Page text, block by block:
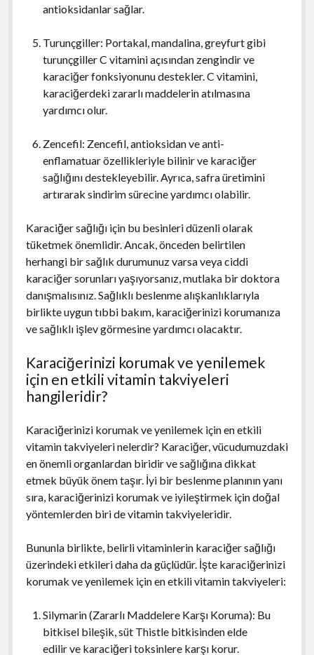
antioksidanlar sağlar.
Turunçgiller: Portakal, mandalina, greyfurt gibi
turunçgiller C vitamini açısından zengindir ve
karaciğer fonksiyonunu destekler. C vitamini,
karaciğerdeki zararlı maddelerin atılmasına
yardımcı olur.
Zencefil: Zencefil, antioksidan ve anti-
enflamatuar özellikleriyle bilinir ve karaciğer
sağlığını destekleyebilir. Ayrıca, safra üretimini
artırarak sindirim sürecine yardımcı olabilir.
Karaciğer sağlığı için bu besinleri düzenli olarak
tüketmek önemlidir. Ancak, önceden belirtilen
herhangi bir sağlık durumunuz varsa veya ciddi
karaciğer sorunları yaşıyorsanız, mutlaka bir doktora
danışmalısınız. Sağlıklı beslenme alışkanlıklarıyla
birlikte uygun tıbbi bakım, karaciğerinizi korumanıza
ve sağlıklı işlev görmesine yardımcı olacaktır.
Karaciğerinizi korumak ve yenilemek
için en etkili vitamin takviyeleri
hangileridir?
Karaciğerinizi korumak ve yenilemek için en etkili
vitamin takviyeleri nelerdir? Karaciğer, vücudumuzdaki
en önemli organlardan biridir ve sağlığına dikkat
etmek büyük önem taşır. İyi bir beslenme planının yanı
sıra, karaciğerinizi korumak ve iyileştirmek için doğal
yöntemlerden biri de vitamin takviyeleridir.
Bununla birlikte, belirli vitaminlerin karaciğer sağlığı
üzerindeki etkileri daha da güçlüdür. İşte karaciğerinizi
korumak ve yenilemek için en etkili vitamin takviyeleri:
Silymarin (Zararlı Maddelere Karşı Koruma): Bu
bitkisel bileşik, süt Thistle bitkisinden elde
edilir ve karaciğeri toksinlere karşı korur.